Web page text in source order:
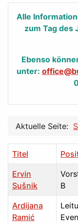
Alle
zum Tag des
Ebenso
unter:
Aktuelle Seite:
Titel
Ervin
Sušnik
B
Ardijana
Ramić